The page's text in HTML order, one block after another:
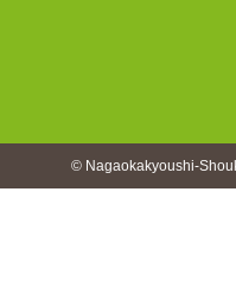
© Nagaokakyoushi-